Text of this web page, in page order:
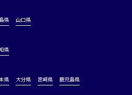
県 山口県
県
県 大分県 宮崎県 鹿児島県